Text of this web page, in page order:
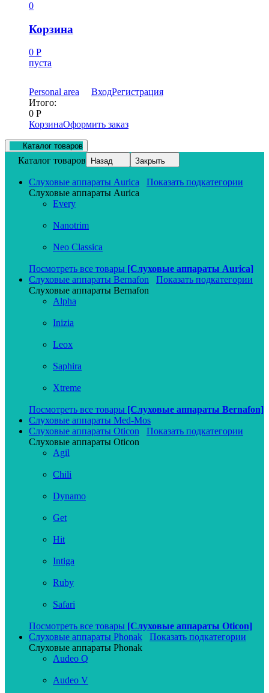
0
Корзина
0 Р
пуста
Personal area ВходРегистрация
Итого:
0 Р
КорзинаОформить заказ
Каталог товаров
Каталог товаров Назад Закрыть
Слуховые аппараты Aurica
Показать подкатегории
Слуховые аппараты Aurica
Every
Nanotrim
Neo Classica
Посмотреть все товары [Слуховые аппараты Aurica]
Слуховые аппараты Bernafon
Показать подкатегории
Слуховые аппараты Bernafon
Alpha
Inizia
Leox
Saphira
Xtreme
Посмотреть все товары [Слуховые аппараты Bernafon]
Слуховые аппараты Med-Mos
Слуховые аппараты Oticon
Показать подкатегории
Слуховые аппараты Oticon
Agil
Chili
Dynamo
Get
Hit
Intiga
Ruby
Safari
Посмотреть все товары [Слуховые аппараты Oticon]
Слуховые аппараты Phonak
Показать подкатегории
Слуховые аппараты Phonak
Audeo Q
Audeo V